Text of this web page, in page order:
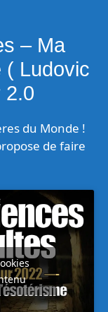
– Ma
( Ludovic
2.0
du Monde !
de faire